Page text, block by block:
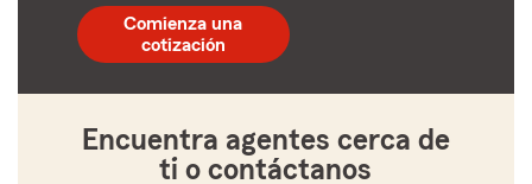
postal
de
5
Comienza una
cotización
Encuentra agentes cerca de
ti o contáctanos